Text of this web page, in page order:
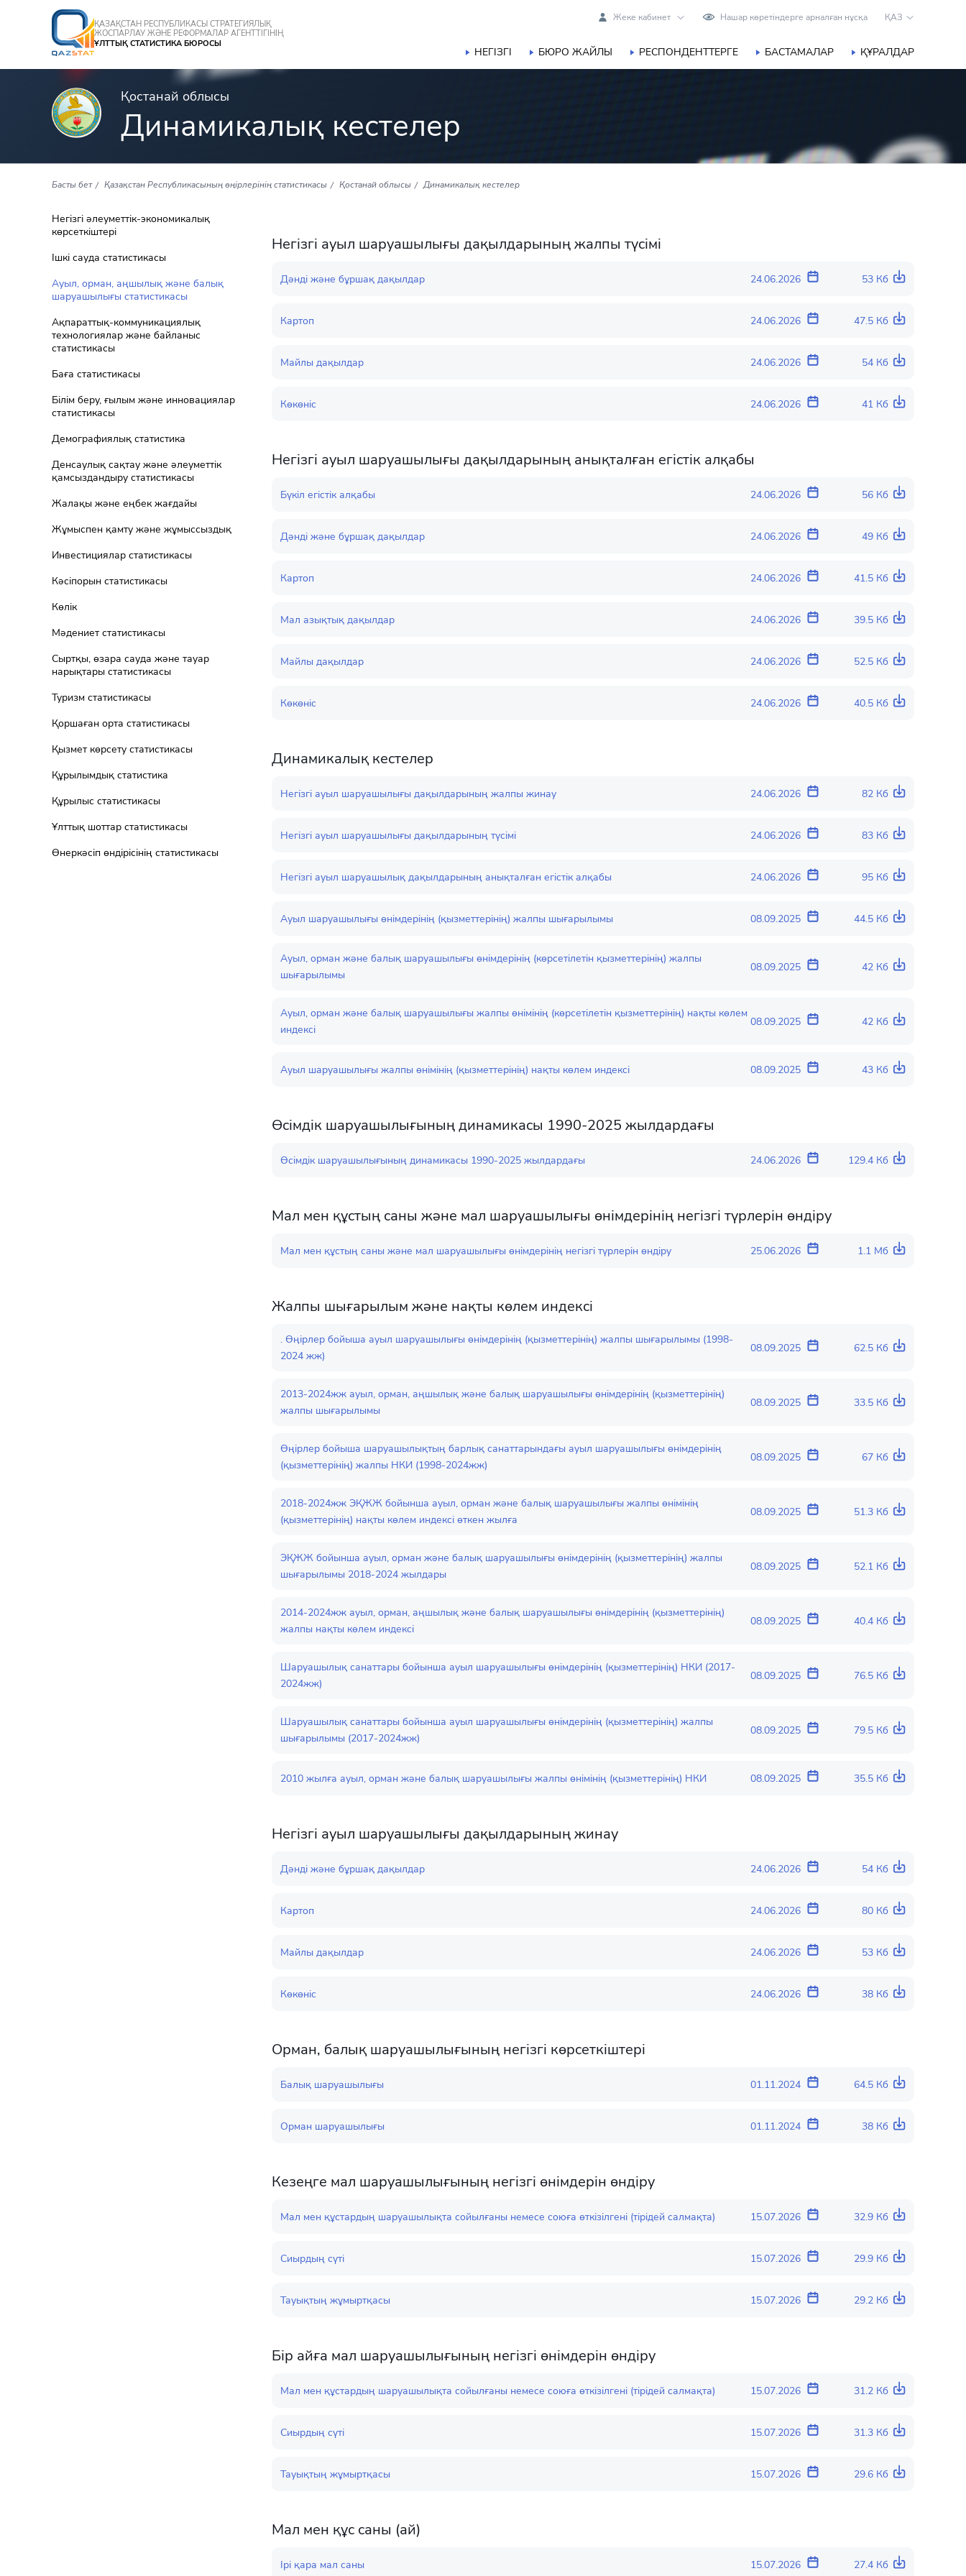
ҚАЗАҚСТАН РЕСПУБЛИКАСЫ СТРАТЕГИЯЛЫҚ
ЖОСПАРЛАУ ЖӘНЕ РЕФОРМАЛАР АГЕНТТІГІНІҢ
ҰЛТТЫҚ СТАТИСТИКА БЮРОСЫ
Жеке кабинет Нашар көретіндерге арналған нұсқа ҚАЗ
НЕГІЗГІ БЮРО ЖАЙЛЫ РЕСПОНДЕНТТЕРГЕ БАСТАМАЛАР ҚҰРАЛДАР
Қостанай облысы
Динамикалық кестелер
Басты бет Қазақстан Республикасының өңірлерінің статистикасы Қостанай облысы Динамикалық кестелер
Негізгі әлеуметтік-экономикалық
көрсеткіштері
Ішкі сауда статистикасы
Ауыл, орман, аңшылық және балық
шаруашылығы статистикасы
Ақпараттық-коммуникациялық
технологиялар және байланыс
статистикасы
Баға статистикасы
Білім беру, ғылым және инновациялар
статистикасы
Демографиялық статистика
Денсаулық сақтау және әлеуметтік
қамсыздандыру статистикасы
Жалақы және еңбек жағдайы
Жұмыспен қамту және жұмыссыздық
Инвестициялар статистикасы
Кәсіпорын статистикасы
Көлік
Мәдениет статистикасы
Сыртқы, өзара сауда және тауар
нарықтары статистикасы
Туризм статистикасы
Қоршаған орта статистикасы
Қызмет көрсету статистикасы
Құрылымдық статистика
Құрылыс статистикасы
Ұлттық шоттар статистикасы
Өнеркәсіп өндірісінің статистикасы
Негізгі ауыл шаруашылығы дақылдарының жалпы түсімі
Дәнді және бұршақ дақылдар 24.06.2026 53 Кб
Картоп 24.06.2026 47.5 Кб
Майлы дақылдар 24.06.2026 54 Кб
Көкөніс 24.06.2026 41 Кб
Негізгі ауыл шаруашылығы дақылдарының анықталған егістік алқабы
Бүкіл егістік алқабы 24.06.2026 56 Кб
Дәнді және бұршақ дақылдар 24.06.2026 49 Кб
Картоп 24.06.2026 41.5 Кб
Мал азықтық дақылдар 24.06.2026 39.5 Кб
Майлы дақылдар 24.06.2026 52.5 Кб
Көкөніс 24.06.2026 40.5 Кб
Динамикалық кестелер
Негізгі ауыл шаруашылығы дақылдарының жалпы жинау 24.06.2026 82 Кб
Негізгі ауыл шаруашылығы дақылдарының түсімі 24.06.2026 83 Кб
Негізгі ауыл шаруашылық дақылдарының анықталған егістік алқабы 24.06.2026 95 Кб
Ауыл шаруашылығы өнімдерінің (қызметтерінің) жалпы шығарылымы 08.09.2025 44.5 Кб
Ауыл, орман және балық шаруашылығы өнімдерінің (көрсетілетін қызметтерінің) жалпы
шығарылымы
08.09.2025 42 Кб
Ауыл, орман және балық шаруашылығы жалпы өнімінің (көрсетілетін қызметтерінің) нақты көлем
индексі
08.09.2025 42 Кб
Ауыл шаруашылығы жалпы өнімінің (қызметтерінің) нақты көлем индексі 08.09.2025 43 Кб
Өсімдік шаруашылығының динамикасы 1990-2025 жылдардағы
Өсімдік шаруашылығының динамикасы 1990-2025 жылдардағы 24.06.2026 129.4 Кб
Мал мен құстың саны және мал шаруашылығы өнімдерінің негізгі түрлерін өндіру
Мал мен құстың саны және мал шаруашылығы өнімдерінің негізгі түрлерін өндіру 25.06.2026 1.1 Мб
Жалпы шығарылым және нақты көлем индексі
. Өңірлер бойыша ауыл шаруашылығы өнімдерінің (қызметтерінің) жалпы шығарылымы (1998-
2024 жж)
08.09.2025 62.5 Кб
2013-2024жж ауыл, орман, аңшылық және балық шаруашылығы өнімдерінің (қызметтерінің)
жалпы шығарылымы
08.09.2025 33.5 Кб
Өңірлер бойыша шаруашылықтың барлық санаттарындағы ауыл шаруашылығы өнімдерінің
(қызметтерінің) жалпы НКИ (1998-2024жж)
08.09.2025 67 Кб
2018-2024жж ЭҚЖЖ бойынша ауыл, орман және балық шаруашылығы жалпы өнімінің
(қызметтерінің) нақты көлем индексі өткен жылға
08.09.2025 51.3 Кб
ЭҚЖЖ бойынша ауыл, орман және балық шаруашылығы өнімдерінің (қызметтерінің) жалпы
шығарылымы 2018-2024 жылдары
08.09.2025 52.1 Кб
2014-2024жж ауыл, орман, аңшылық және балық шаруашылығы өнімдерінің (қызметтерінің)
жалпы нақты көлем индексі
08.09.2025 40.4 Кб
Шаруашылық санаттары бойынша ауыл шаруашылығы өнімдерінің (қызметтерінің) НКИ (2017-
2024жж)
08.09.2025 76.5 Кб
Шаруашылық санаттары бойынша ауыл шаруашылығы өнімдерінің (қызметтерінің) жалпы
шығарылымы (2017-2024жж)
08.09.2025 79.5 Кб
2010 жылға ауыл, орман және балық шаруашылығы жалпы өнімінің (қызметтерінің) НКИ 08.09.2025 35.5 Кб
Негізгі ауыл шаруашылығы дақылдарының жинау
Дәнді және бұршақ дақылдар 24.06.2026 54 Кб
Картоп 24.06.2026 80 Кб
Майлы дақылдар 24.06.2026 53 Кб
Көкөніс 24.06.2026 38 Кб
Орман, балық шаруашылығының негізгі көрсеткіштері
Балық шаруашылығы 01.11.2024 64.5 Кб
Орман шаруашылығы 01.11.2024 38 Кб
Кезеңге мал шаруашылығының негізгі өнімдерін өндіру
Мал мен құстардың шаруашылықта сойылғаны немесе союға өткізілгені (тірідей салмақта) 15.07.2026 32.9 Кб
Сиырдың сүті 15.07.2026 29.9 Кб
Тауықтың жұмыртқасы 15.07.2026 29.2 Кб
Бір айға мал шаруашылығының негізгі өнімдерін өндіру
Мал мен құстардың шаруашылықта сойылғаны немесе союға өткізілгені (тірідей салмақта) 15.07.2026 31.2 Кб
Сиырдың сүті 15.07.2026 31.3 Кб
Тауықтың жұмыртқасы 15.07.2026 29.6 Кб
Мал мен құс саны (ай)
Ірі қара мал саны 15.07.2026 27.4 Кб